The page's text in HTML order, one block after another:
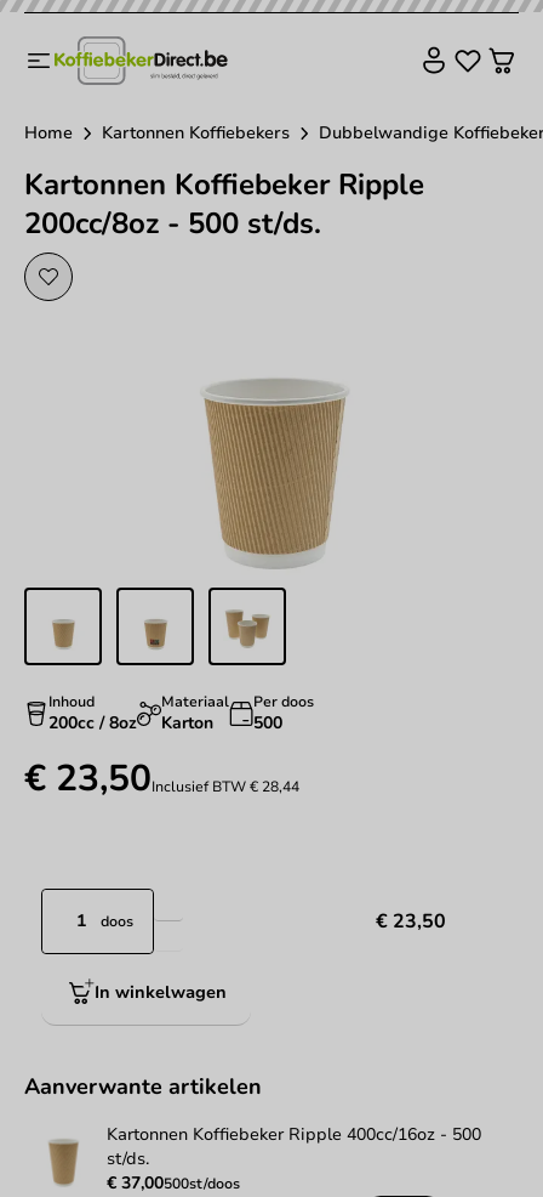
Home Kartonnen Koffiebekers Dubbelwandige
Kartonnen Koffiebeker Ripple
200cc/8oz - 500 st/ds.
Inhoud
200cc / 8oz
Materiaal
Karton
Per doos
500
€ 23,50Inclusief BTW€ 28,44
doos € 23,50
In winkelwagen
Aanverwante artikelen
Kartonnen Koffiebeker Ripple 400cc/16oz - 500
st/ds.
€ 37,00500st/doos